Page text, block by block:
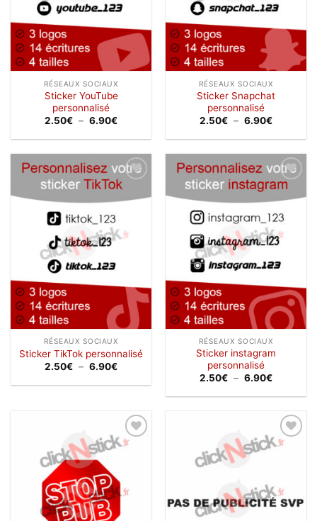
RÉSEAUX SOCIAUX
Sticker YouTube
personnalisé
2.50€ – 6.90€Plage
prix :
à
6.90€
RÉSEAUX SOCIAUX
Sticker Snapchat
personnalisé
2.50€ – 6.90€Plage
prix :
à
6.90€
Ajouter
à la
RÉSEAUX SOCIAUX
Sticker TikTok personnalisé
2.50€ – 6.90€Plage
prix :
Ajouter
à la
RÉSEAUX SOCIAUX
Sticker instagram
personnalisé
2.50€ – 6.90€Plage
prix :
6.90€
Ajouter
Ajouter